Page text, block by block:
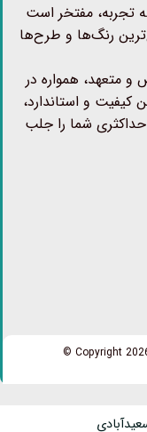
تجربه، مفتخر است
رنگ‌ها و طرح‌ها
متعهد، همواره در
کیفیت و استاندارد،
حداکثری شما را جلب